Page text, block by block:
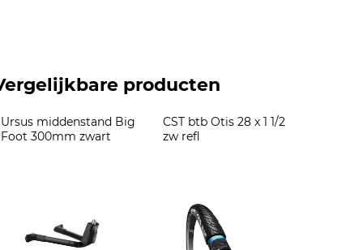
producten
Ursus middenstand Big
Foot 300mm zwart
CST btb Otis 28 x 1 1/2
zw refl